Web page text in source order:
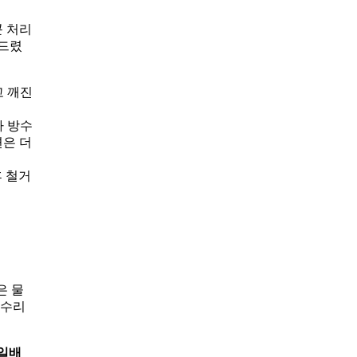
처리
렸
깨진
방수
더
철거
물
리
배